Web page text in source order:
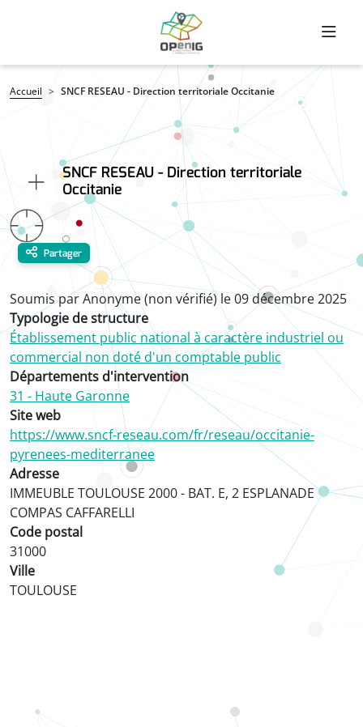
Fil d'Ariane
Accueil SNCF RESEAU - Direction territoriale Occitanie
SNCF RESEAU - Direction territoriale
Occitanie
Partager
Soumis parAnonyme (non vérifié)le09 décembre 2025
Typologie de structure
Établissement public national à caractère industriel ou
commercial non doté d'un comptable public
Départements d'intervention
31 - Haute Garonne
Site web
https://www.sncf-reseau.com/fr/reseau/occitanie-
pyrenees-mediterranee
Adresse
IMMEUBLE TOULOUSE 2000 - BAT. E, 2 ESPLANADE
COMPAS CAFFARELLI
Code postal
31000
Ville
TOULOUSE